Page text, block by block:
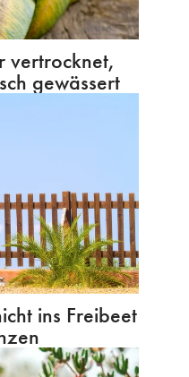
vertrocknet,
gewässert
ins Freibeet